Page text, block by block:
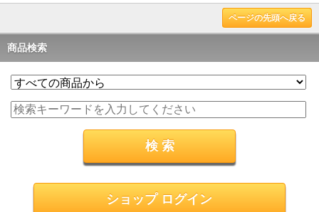
ページの先頭へ戻る
商品検索
ショップ ログイン